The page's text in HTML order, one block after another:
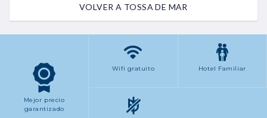
VOLVER A TOSSA DE MAR
Mejor precio
garantizado
Wifi gratuito Hotel Familiar